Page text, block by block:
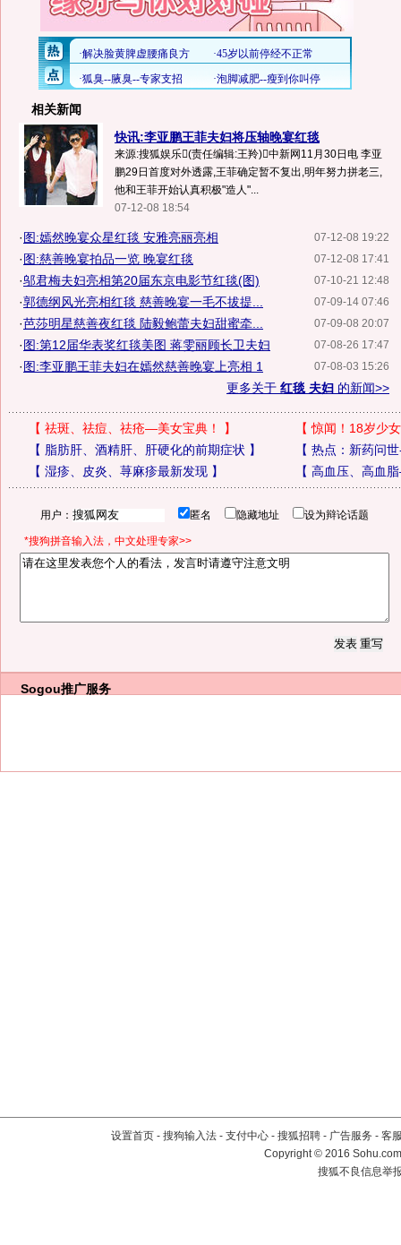
相关新闻
快讯:李亚鹏王菲夫妇将压轴晚宴红毯
来源:搜狐娱乐(责任编辑:王羚)中新网11月30日电 李亚
鹏29日首度对外透露,王菲确定暂不复出,明年努力拼老三,
他和王菲开始认真积极"造人"...
07-12-08 18:54
07-12-08 19:22
·图:嫣然晚宴众星红毯 安雅亮丽亮相
07-12-08 17:41
·图:慈善晚宴拍品一览 晚宴红毯
07-10-21 12:48
·邬君梅夫妇亮相第20届东京电影节红毯(图)
07-09-14 07:46
·郭德纲风光亮相红毯 慈善晚宴一毛不拔提...
07-09-08 20:07
·芭莎明星慈善夜红毯 陆毅鲍蕾夫妇甜蜜牵...
07-08-26 17:47
·图:第12届华表奖红毯美图 蒋雯丽顾长卫夫妇
07-08-03 15:26
·图:李亚鹏王菲夫妇在嫣然慈善晚宴上亮相 1
更多关于 红毯 夫妇 的新闻>>
【 祛斑、祛痘、祛疮—美女宝典！ 】 【惊闻！18岁少
【 脂肪肝、酒精肝、肝硬化的前期症状 】 【 热点：新药问
【 湿疹、皮炎、荨麻疹最新发现】 【 高血压、高血
用户： 匿名 隐藏地址 设为辩论话题
*搜狗拼音输入法，中文处理专家>>
Sogou推广服务
设置首页 - 搜狗输入法 - 支付中心 - 搜狐招聘 - 广告服务 - 客
Copyright©2016
搜狐不良信息举